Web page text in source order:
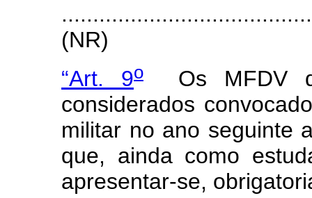
(NR)
“Art. 9o Os MFDV
considerados
militar no ano seguinte
que, ainda como
apresentar-se,